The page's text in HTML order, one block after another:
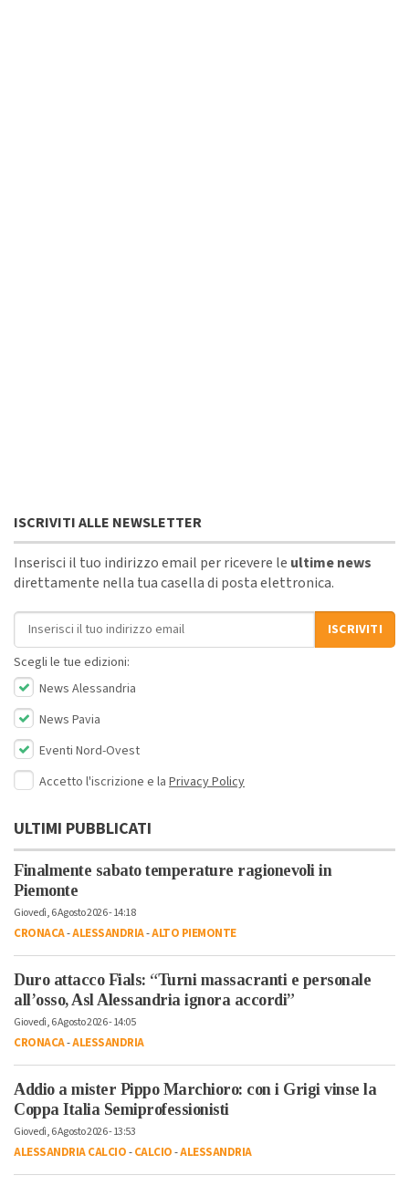
ISCRIVITI ALLE NEWSLETTER
Inserisci il tuo indirizzo email per ricevere le ultime news
direttamente nella tua casella di posta elettronica.
Indirizzo email
ISCRIVITI
Scegli le tue edizioni:
News Alessandria
News Pavia
Eventi Nord-Ovest
Accetto l'iscrizione e la Privacy Policy
ULTIMI PUBBLICATI
Finalmente sabato temperature ragionevoli in
Piemonte
Giovedì, 6 Agosto 2026 - 14:18
CRONACA-ALESSANDRIA-ALTO PIEMONTE
Duro attacco Fials: “Turni massacranti e personale
all’osso, Asl Alessandria ignora accordi”
Giovedì, 6 Agosto 2026 - 14:05
CRONACA-ALESSANDRIA
Addio a mister Pippo Marchioro: con i Grigi vinse la
Coppa Italia Semiprofessionisti
Giovedì, 6 Agosto 2026 - 13:53
ALESSANDRIA CALCIO-CALCIO-ALESSANDRIA